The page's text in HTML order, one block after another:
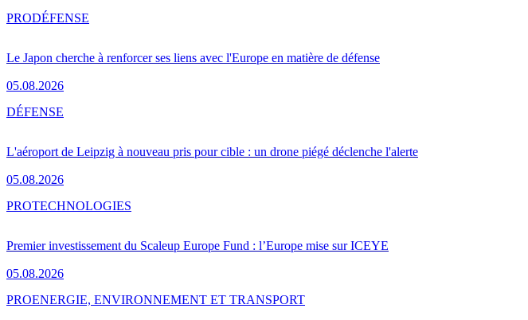
Le Japon cherche à renforcer ses liens avec l'Europe en matière de défense
05.08.2026
PRODÉFENSE
L'aéroport de Leipzig à nouveau pris pour cible : un drone piégé déclenche l'alerte
05.08.2026
DÉFENSE
Premier investissement du Scaleup Europe Fund : l’Europe mise sur ICEYE
05.08.2026
PROTECHNOLOGIES
PROENERGIE, ENVIRONNEMENT ET TRANSPORT